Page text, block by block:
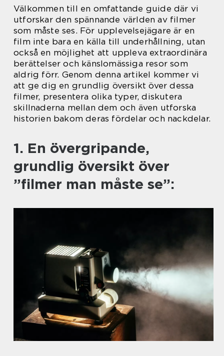
Välkommen till en omfattande guide där vi
utforskar den spännande världen av filmer
som måste ses. För upplevelsejägare är en
film inte bara en källa till underhållning, utan
också en möjlighet att uppleva extraordinära
berättelser och känslomässiga resor som
aldrig förr. Genom denna artikel kommer vi
att ge dig en grundlig översikt över dessa
filmer, presentera olika typer, diskutera
skillnaderna mellan dem och även utforska
historien bakom deras fördelar och nackdelar.
1. En övergripande,
grundlig översikt över
”filmer man måste se”: